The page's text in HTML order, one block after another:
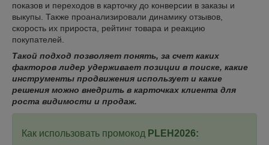
показов и переходов в карточку до конверсии в заказы и
выкупы. Также проанализировали динамику отзывов,
скорость их прироста, рейтинг товара и реакцию
покупателей.
Такой подход позволяет понять, за счет каких
факторов лидер удерживает позиции в поиске, какие
инструменты продвижения использует и какие
решения можно внедрить в карточках клиента для
роста видимости и продаж.
Как использовать промокод PLEH2026: